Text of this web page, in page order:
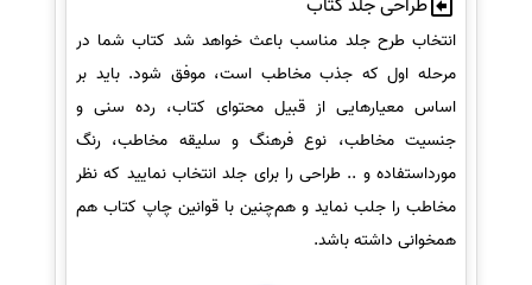
انتخاب طرح جلد مناسب باعث خواهد شد کتاب شما در
مرحله اول که جذب مخاطب است، موفق شود. باید بر
اساس معیارهایی از قبیل محتوای کتاب، رده سنی و
جنسیت مخاطب، نوع فرهنگ و سلیقه مخاطب، رنگ
مورداستفاده و .. طراحی را برای جلد انتخاب نمایید که نظر
مخاطب را جلب نماید و هم‌چنین با قوانین چاپ کتاب هم
همخوانی داشته باشد.